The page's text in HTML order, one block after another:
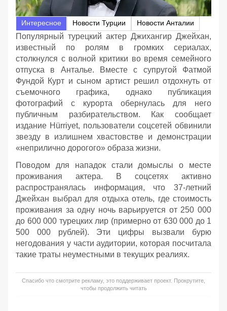
Интересное Новости Турции Новости Анталии
Популярный турецкий актер Джихангир Джейхан,
известный по ролям в громких сериалах,
столкнулся с волной критики во время семейного
отпуска в Анталье. Вместе с супругой Фатмой
Фундой Курт и сыном артист решил отдохнуть от
съемочного графика, однако публикация
фотографий с курорта обернулась для него
публичным разбирательством. Как сообщает
издание Hürriyet, пользователи соцсетей обвинили
звезду в излишнем хвастовстве и демонстрации
«неприлично дорогого» образа жизни.
Поводом для нападок стали домыслы о месте
проживания актера. В соцсетях активно
распространялась информация, что 37-летний
Джейхан выбрал для отдыха отель, где стоимость
проживания за одну ночь варьируется от 250 000
до 600 000 турецких лир (примерно от 630 000 до 1
500 000 рублей). Эти цифры вызвали бурю
негодования у части аудитории, которая посчитала
такие траты неуместными в текущих реалиях.
Спасибо что смотрите рекламу, это поддерживает проект. Прокрутите,
чтобы продолжить читать